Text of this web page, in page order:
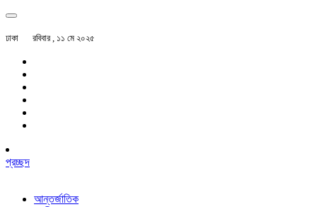
ঢাকা রবিবার , ১১ মে ২০২৫
প্রচ্ছদ
আন্তর্জাতিক